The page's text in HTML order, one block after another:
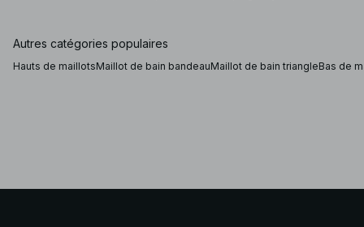
Autres catégories populaires
Hauts de maillotsMaillot de bain bandeauMaillot de bain triangleBas de